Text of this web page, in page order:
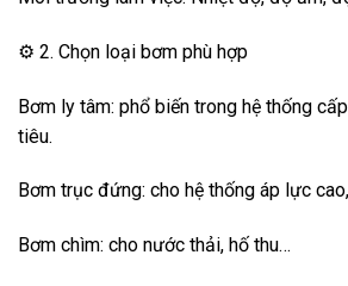
⚙️ 2. Chọn loại bơm phù hợp
Bơm ly tâm: phổ biến trong hệ thống
tiêu.
Bơm trục đứng: cho hệ thống áp lực
Bơm chìm: cho nước thải, hố thu…